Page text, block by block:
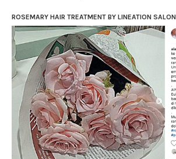
ROSEMARY HAIR TREATMENT BY LINEATION SALON